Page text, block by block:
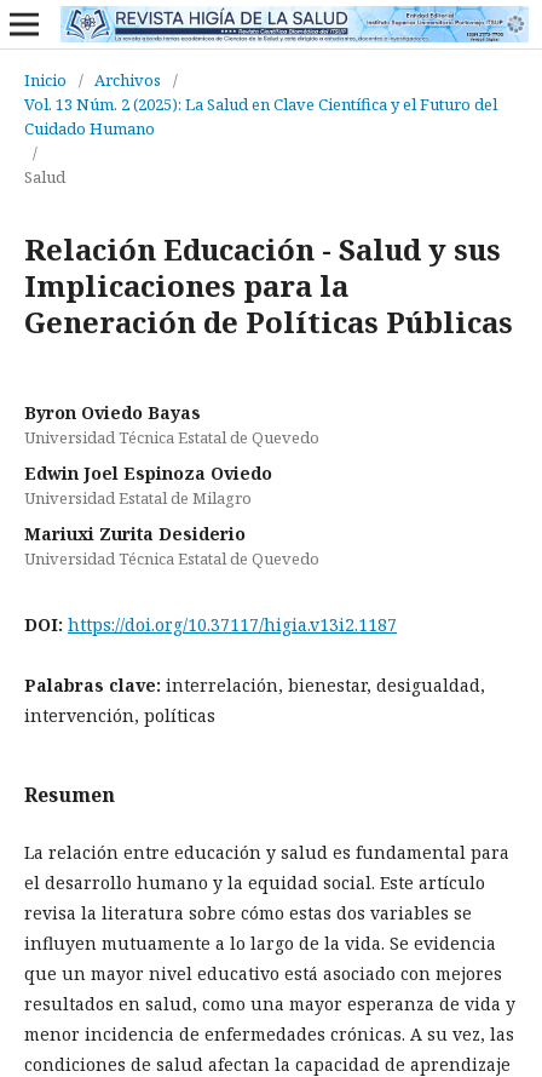
Inicio / Archivos
/
Vol. 13 Núm. 2 (2025): La Salud en Clave Científica y el Futuro del
Cuidado Humano
/
Salud
Relación Educación - Salud y sus
Implicaciones para la
Generación de Políticas Públicas
Byron Oviedo Bayas
Universidad Técnica Estatal de Quevedo
Edwin Joel Espinoza Oviedo
Universidad Estatal de Milagro
Mariuxi Zurita Desiderio
Universidad Técnica Estatal de Quevedo
DOI: https://doi.org/10.37117/higia.v13i2.1187
Palabras clave: interrelación, bienestar, desigualdad,
intervención, políticas
Resumen
La relación entre educación y salud es fundamental para
el desarrollo humano y la equidad social. Este artículo
revisa la literatura sobre cómo estas dos variables se
influyen mutuamente a lo largo de la vida. Se evidencia
que un mayor nivel educativo está asociado con mejores
resultados en salud, como una mayor esperanza de vida y
menor incidencia de enfermedades crónicas. A su vez, las
condiciones de salud afectan la capacidad de aprendizaje